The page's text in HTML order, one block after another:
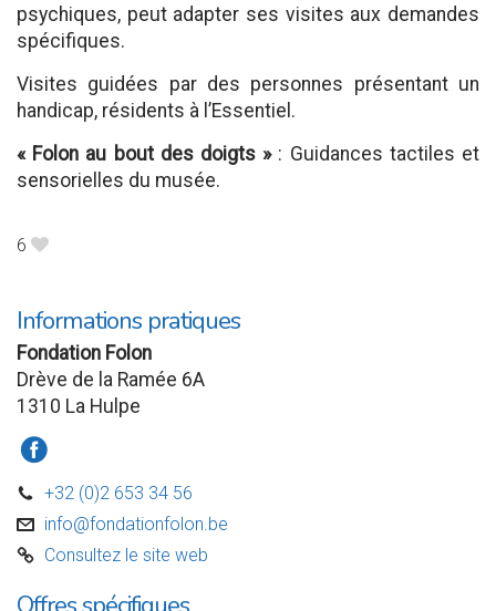
psychiques, peut adapter ses visites aux demandes
spécifiques.
Visites guidées par des personnes présentant un
handicap, résidents à l’Essentiel.
« Folon au bout des doigts »: Guidances tactiles et
sensorielles du musée.
6 B
Informations pratiques
Fondation Folon
Drève de la Ramée 6A
1310 La Hulpe
a
D +32 (0)2 653 34 56
v info@fondationfolon.be
C Consultez le site web